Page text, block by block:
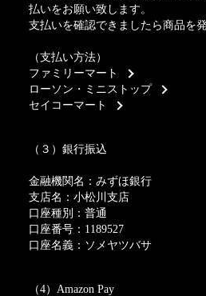
払いをお願い致します。
支払いを確認できましたら商品を
（支払い方法）
ファミリーマート
ローソン・ミニストップ
セイコーマート
（３）銀行振込
金融機関名：みずほ銀行
支店名：小松川支店
口座種別：普通
口座番号：1189527
口座名義：ソメヤツバサ
（4）Amazon Pay